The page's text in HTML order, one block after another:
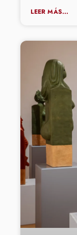
LEER MÁS...